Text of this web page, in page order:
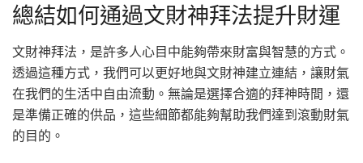
總結如何通過文財神拜法提升財運
文財神拜法，是許多人心目中能夠帶來財富與智慧的方式。
透過這種方式，我們可以更好地與文財神建立連結，讓財氣
在我們的生活中自由流動。無論是選擇合適的拜神時間，還
是準備正確的供品，這些細節都能夠幫助我們達到滾動財氣
的目的。